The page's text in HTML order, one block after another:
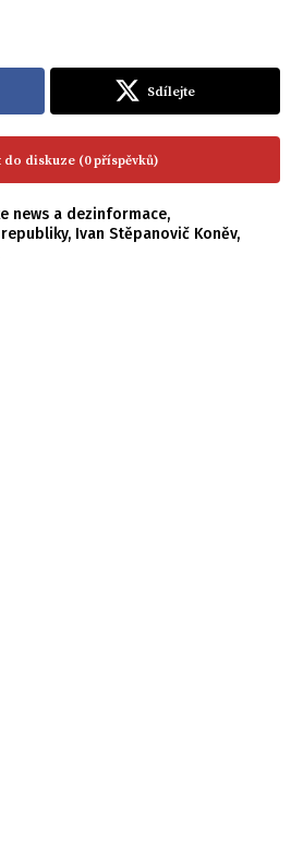
Sdílejte
do diskuze (0 příspěvků)
news a dezinformace,
, Ivan Stěpanovič Koněv,